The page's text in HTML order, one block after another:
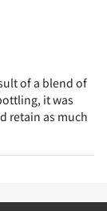
of a blend of
it was
retain as much